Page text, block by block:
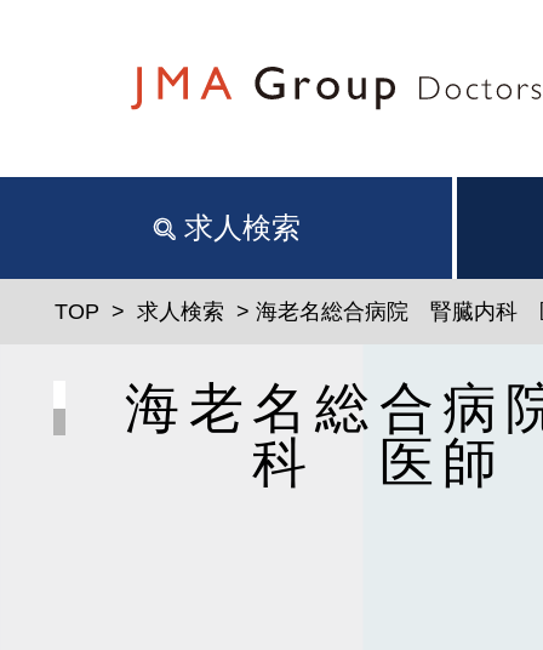
求人検索
TOP > 求人検索 > 海老名総合病院 腎臓内科
海老名総合
科 医師